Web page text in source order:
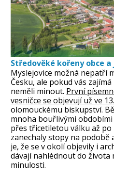
Středověké kořeny obce
Myslejovice možná nepatří
Česku, ale pokud vás
neměli minout. První
vesničce se objevují už ve
olomouckému biskupství.
mnoha bouřlivými
přes třicetiletou válku až
zanechaly stopy na podobě
je, že se v okolí objevily i
dávají nahlédnout do života
minulosti.